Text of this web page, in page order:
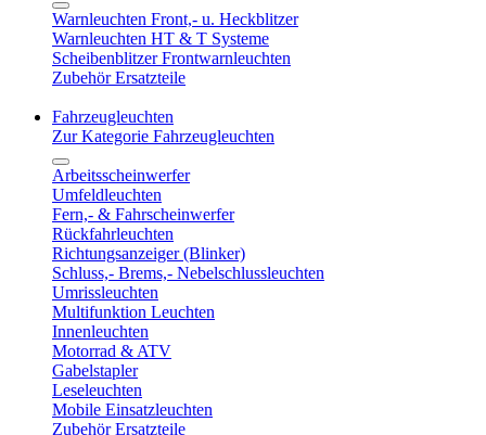
Warnleuchten Front,- u. Heckblitzer
Warnleuchten HT & T Systeme
Scheibenblitzer Frontwarnleuchten
Zubehör Ersatzteile
Fahrzeugleuchten
Zur Kategorie Fahrzeugleuchten
Arbeitsscheinwerfer
Umfeldleuchten
Fern,- & Fahrscheinwerfer
Rückfahrleuchten
Richtungsanzeiger (Blinker)
Schluss,- Brems,- Nebelschlussleuchten
Umrissleuchten
Multifunktion Leuchten
Innenleuchten
Motorrad & ATV
Gabelstapler
Leseleuchten
Mobile Einsatzleuchten
Zubehör Ersatzteile